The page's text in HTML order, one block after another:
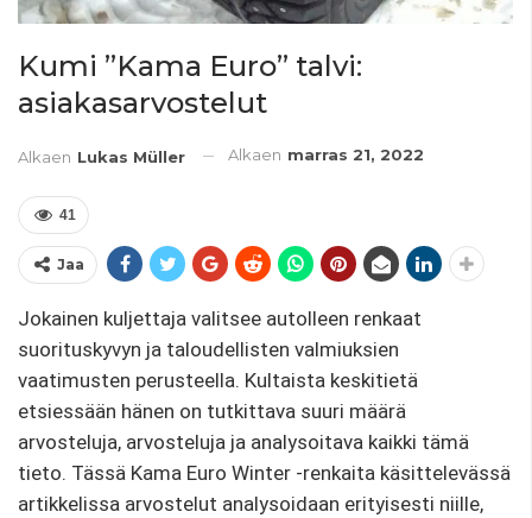
Kumi ”Kama Euro” talvi:
asiakasarvostelut
Alkaen Lukas Müller Alkaen marras 21, 2022
41
Jaa
Jokainen kuljettaja valitsee autolleen renkaat
suorituskyvyn ja taloudellisten valmiuksien
vaatimusten perusteella. Kultaista keskitietä
etsiessään hänen on tutkittava suuri määrä
arvosteluja, arvosteluja ja analysoitava kaikki tämä
tieto. Tässä Kama Euro Winter -renkaita käsittelevässä
artikkelissa arvostelut analysoidaan erityisesti niille,